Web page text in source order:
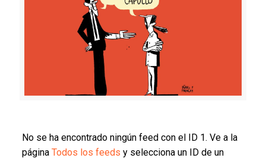
No se ha encontrado ningún feed con el ID 1. Ve a la
página Todos los feeds y selecciona un ID de un